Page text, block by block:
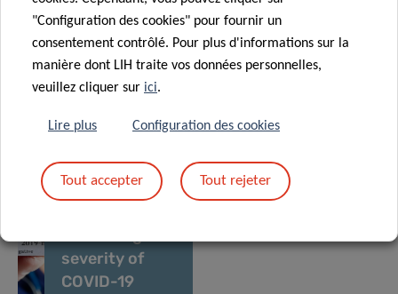
Large scale
testing
VINCE study
severity of
COVID-19
"Configuration des cookies" pour fournir un
consentement contrôlé. Pour plus d'informations sur la
manière dont LIH traite vos données personnelles,
veuillez cliquer sur ici.
Lire plus Configuration des cookies
Tout accepter Tout rejeter